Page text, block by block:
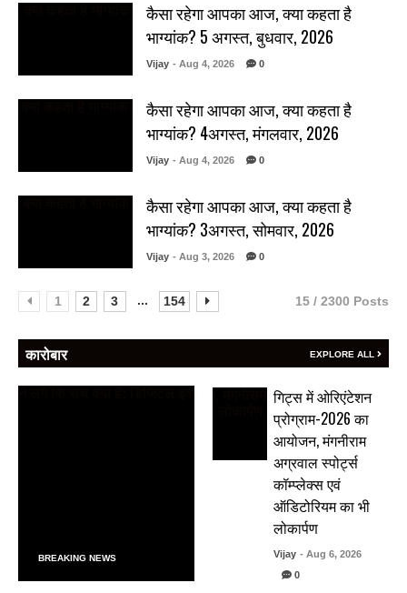
कैसा रहेगा आपका आज, क्या कहता है
भाग्यांक? 5 अगस्त, बुधवार, 2026
Vijay - Aug 4, 2026 0
कैसा रहेगा आपका आज, क्या कहता है
भाग्यांक? 4अगस्त, मंगलवार, 2026
Vijay - Aug 4, 2026 0
कैसा रहेगा आपका आज, क्या कहता है
भाग्यांक? 3अगस्त, सोमवार, 2026
Vijay - Aug 3, 2026 0
1 2 3 ... 154 15 / 2300 Posts
कारोबार EXPLORE ALL
BREAKING NEWS
गिट्स में ओरिएंटेशन
प्रोग्राम-2026 का
आयोजन, मंगनीराम
अग्रवाल स्पोर्ट्स
कॉम्प्लेक्स एवं
ऑडिटोरियम का भी
लोकार्पण
Vijay - Aug 6, 2026
0